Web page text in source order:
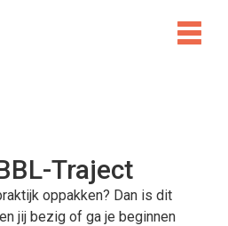
Traject
oppakken? Dan is dit
jij bezig of ga je beginnen